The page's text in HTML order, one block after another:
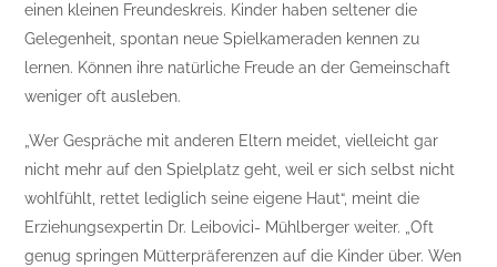
einen kleinen Freundeskreis. Kinder haben seltener die
Gelegenheit, spontan neue Spielkameraden kennen zu
lernen. Können ihre natürliche Freude an der Gemeinschaft
weniger oft ausleben.
„Wer Gespräche mit anderen Eltern meidet, vielleicht gar
nicht mehr auf den Spielplatz geht, weil er sich selbst nicht
wohlfühlt, rettet lediglich seine eigene Haut“, meint die
Erziehungsexpertin Dr. Leibovici- Mühlberger weiter. „Oft
genug springen Mütterpräferenzen auf die Kinder über. Wen